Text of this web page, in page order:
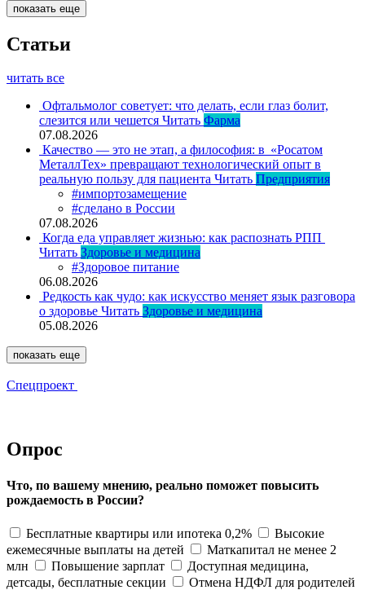
показать еще
Статьи
читать все
Офтальмолог советует: что делать, если глаз болит,
слезится или чешется Читать Фарма
07.08.2026
Качество — это не этап, а философия: в «Росатом
МеталлТех» превращают технологический опыт в
реальную пользу для пациента Читать Предприятия
#импортозамещение
#сделано в России
07.08.2026
Когда еда управляет жизнью: как распознать РПП
Читать Здоровье и медицина
#Здоровое питание
06.08.2026
Редкость как чудо: как искусство меняет язык разговора
о здоровье Читать Здоровье и медицина
05.08.2026
показать еще
Спецпроект
Опрос
Что, по вашему мнению, реально поможет повысить
рождаемость в России?
Бесплатные квартиры или ипотека 0,2%
Высокие
ежемесячные выплаты на детей
Маткапитал не менее 2
млн
Повышение зарплат
Доступная медицина,
детсады, бесплатные секции
Отмена НДФЛ для родителей